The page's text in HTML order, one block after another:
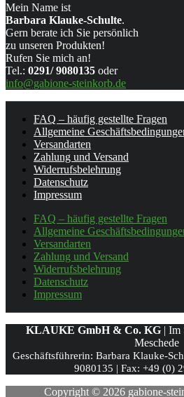
Mein Name ist
Barbara Klauke-Schulte.
Gern berate ich Sie persönlich
zu unseren Produkten!
Rufen Sie mich an!
Tel.: 0291/ 9080135 oder
info@gabione-steinkorb.de
FAQ – häufig gestellte Fragen
Allgemeine
Versandarten
Zahlung und Versand
Widerrufsbelehrung
Datenschutz
Impressum
FAQ – häufig gestellte Fragen
Allgemeine
Versandarten
Zahlung und Versand
Widerrufsbelehrung
Datenschutz
Impressum
KLAUKE GmbH & Co. KG| Im
Meschede
Geschäftsführerin: Barbara Klauke-
9080135 | Fax: +49 (0)
Copyright © 2026 gabione-